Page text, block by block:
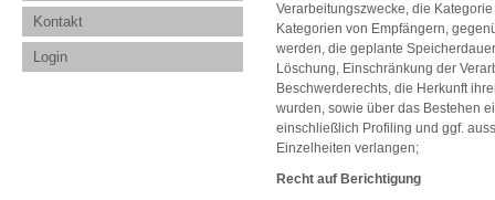
Kontakt
Login
Verarbeitungszwecke, die
Kategorien von Empfängern,
werden, die geplante
Löschung, Einschränkung der
Beschwerderechts, die Herkunft
wurden, sowie über das Bestehen
einschließlich Profiling und ggf.
Einzelheiten verlangen;
Recht auf Berichtigung